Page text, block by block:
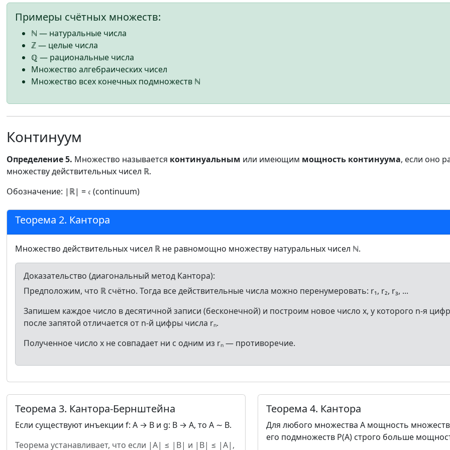
Примеры счётных множеств:
ℕ — натуральные числа
ℤ — целые числа
ℚ — рациональные числа
Множество алгебраических чисел
Множество всех конечных подмножеств ℕ
Континуум
Определение 5. Множество называется континуальным или имеющим мощность континуума, если оно
множеству действительных чисел ℝ.
Обозначение: |ℝ| = 𝔠 (continuum)
Теорема 2. Кантора
Множество действительных чисел ℝ не равномощно множеству натуральных чисел ℕ.
Доказательство (диагональный метод Кантора):
Предположим, что ℝ счётно. Тогда все действительные числа можно перенумеровать: r₁, r₂, r₃, ...
Запишем каждое число в десятичной записи (бесконечной) и построим новое число x, у которого n-я
после запятой отличается от n-й цифры числа rₙ.
Полученное число x не совпадает ни с одним из rₙ — противоречие.
Теорема 3. Кантора-Бернштейна
Если существуют инъекции f: A → B и g: B → A, то A ∼ B.
Теорема устанавливает, что если |A| ≤ |B| и |B| ≤ |A|,
Теорема 4. Кантора
Для любого множества A мощность
его подмножеств P(A) строго больше